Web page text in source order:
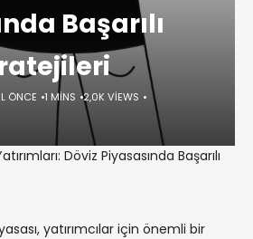
Başarılı
ÖNCE 1 MINS 2,0K VIEWS
Döviz Piyasasında Başarılı
yatırımcılar için önemli bir